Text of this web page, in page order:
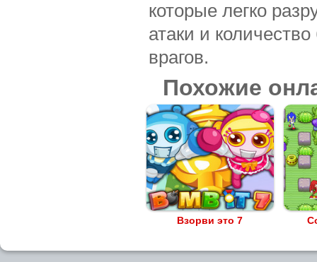
которые легко
атаки и
врагов.
Похожие
Взорви это 7